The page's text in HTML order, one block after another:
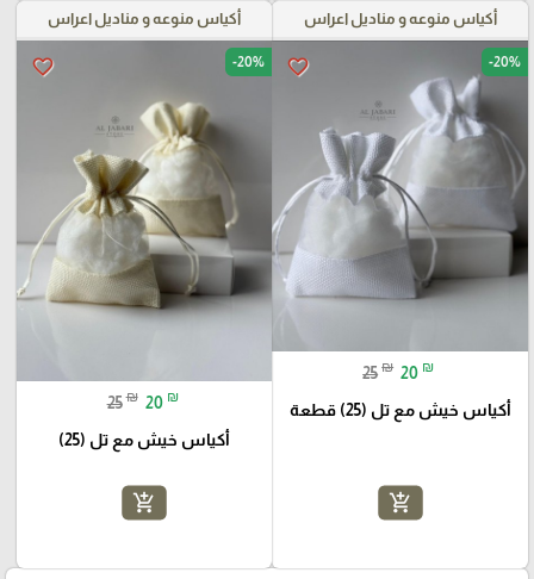
أكياس منوعه و مناديل اعراس
favorite_border -20%
25 ₪ 20 ₪
أكياس خيش مع تل (25) قطعة
add_shopping_cart
أكياس منوعه و مناديل اعراس
favorite_border -20%
25 ₪ 20 ₪
أكياس خيش مع تل (25)
add_shopping_cart